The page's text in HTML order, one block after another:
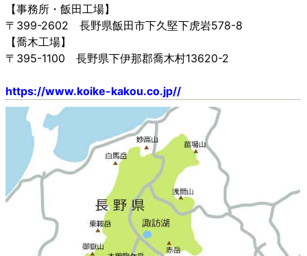
【事務所・飯田工場】
〒399-2602 長野県飯田市下久堅下虎岩578-8
【喬木工場】
〒395-1100 長野県下伊那郡喬木村13620-2
https://www.koike-kakou.co.jp//